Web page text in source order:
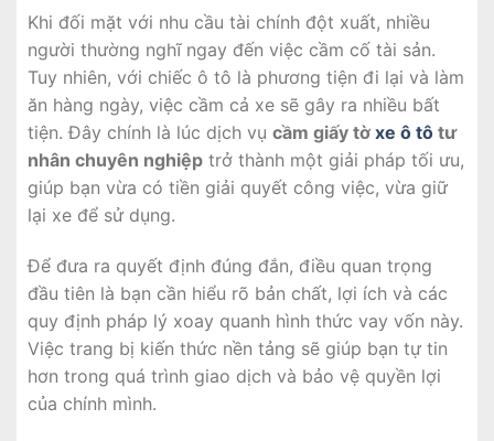
Khi đối mặt với nhu cầu tài chính đột xuất, nhiều
người thường nghĩ ngay đến việc cầm cố tài sản.
Tuy nhiên, với chiếc ô tô là phương tiện đi lại và làm
ăn hàng ngày, việc cầm cả xe sẽ gây ra nhiều bất
tiện. Đây chính là lúc dịch vụ cầm giấy tờ xe ô tô tư
nhân chuyên nghiệp trở thành một giải pháp tối ưu,
giúp bạn vừa có tiền giải quyết công việc, vừa giữ
lại xe để sử dụng.
Để đưa ra quyết định đúng đắn, điều quan trọng
đầu tiên là bạn cần hiểu rõ bản chất, lợi ích và các
quy định pháp lý xoay quanh hình thức vay vốn này.
Việc trang bị kiến thức nền tảng sẽ giúp bạn tự tin
hơn trong quá trình giao dịch và bảo vệ quyền lợi
của chính mình.